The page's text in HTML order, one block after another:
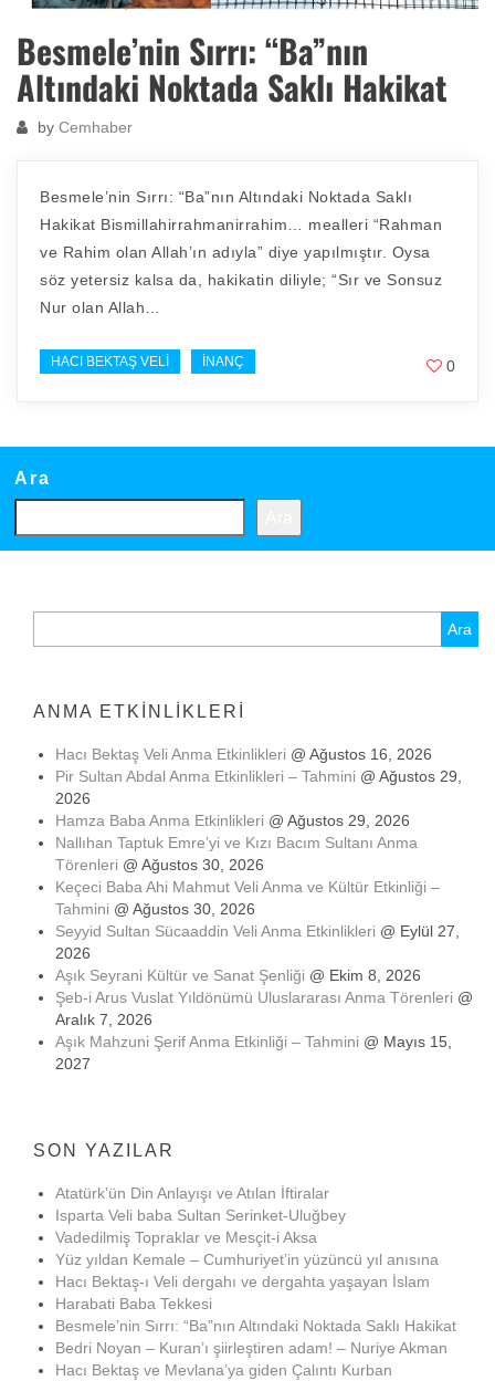
Besmele’nin Sırrı: “Ba”nın
Altındaki Noktada Saklı Hakikat
by Cemhaber
Besmele’nin Sırrı: “Ba”nın Altındaki Noktada Saklı
Hakikat Bismillahirrahmanirrahim… mealleri “Rahman
ve Rahim olan Allah’ın adıyla” diye yapılmıştır. Oysa
söz yetersiz kalsa da, hakikatin diliyle; “Sır ve Sonsuz
Nur olan Allah…
HACI BEKTAŞ VELI İNANÇ 0
Ara
ANMA ETKINLIKLERI
Hacı Bektaş Veli Anma Etkinlikleri @ Ağustos 16, 2026
Pir Sultan Abdal Anma Etkinlikleri – Tahmini @ Ağustos 29,
2026
Hamza Baba Anma Etkinlikleri @ Ağustos 29, 2026
Nallıhan Taptuk Emre’yi ve Kızı Bacım Sultanı Anma
Törenleri @ Ağustos 30, 2026
Keçeci Baba Ahi Mahmut Veli Anma ve Kültür Etkinliği –
Tahmini @ Ağustos 30, 2026
Seyyid Sultan Sücaaddin Veli Anma Etkinlikleri @ Eylül 27,
2026
Aşık Seyrani Kültür ve Sanat Şenliği @ Ekim 8, 2026
Şeb-i Arus Vuslat Yıldönümü Uluslararası Anma Törenleri @
Aralık 7, 2026
Aşık Mahzuni Şerif Anma Etkinliği – Tahmini @ Mayıs 15,
2027
SON YAZILAR
Atatürk’ün Din Anlayışı ve Atılan İftiralar
Isparta Veli baba Sultan Serinket-Uluğbey
Vadedilmiş Topraklar ve Mesçit-i Aksa
Yüz yıldan Kemale – Cumhuriyet’in yüzüncü yıl anısına
Hacı Bektaş-ı Veli dergahı ve dergahta yaşayan İslam
Harabati Baba Tekkesi
Besmele’nin Sırrı: “Ba”nın Altındaki Noktada Saklı Hakikat
Bedri Noyan – Kuran’ı şiirleştiren adam! – Nuriye Akman
Hacı Bektaş ve Mevlana’ya giden Çalıntı Kurban